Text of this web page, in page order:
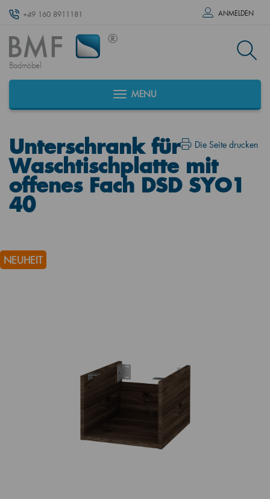
+49 160 8911181 ANMELDEN
Badmöbel
MENU
Die Seite drucken
Unterschrank für
Waschtischplatte mit
offenes Fach DSD SYO1
40
NEUHEIT